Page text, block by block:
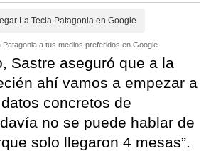
La Tecla Patagonia en Google
Patagonia a tus medios preferidos en Google.
Sastre aseguró que a la
ahí vamos a empezar a
concretos de
no se puede hablar de
solo llegaron 4 mesas”.